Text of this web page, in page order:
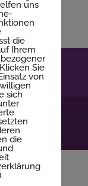
um den
uns
die
Ihrem
Sie
von
sich
die